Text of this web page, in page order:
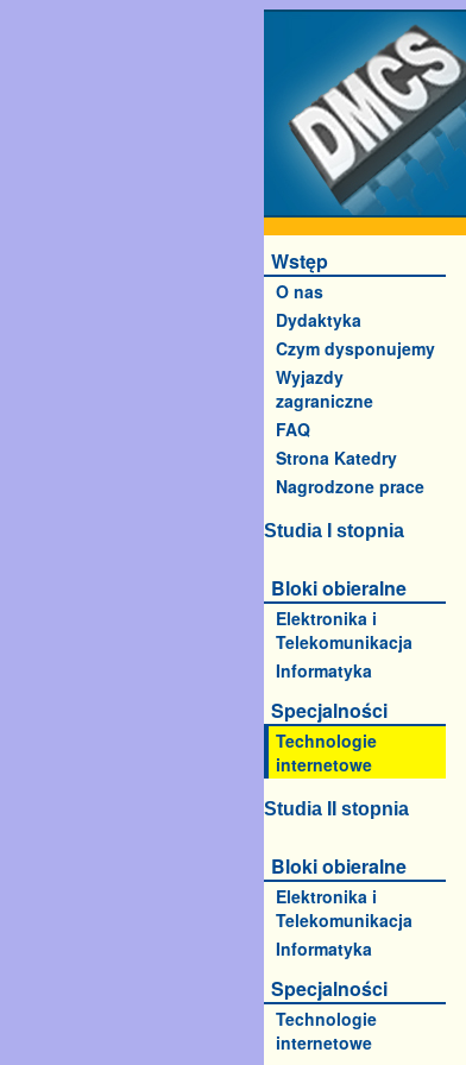
Wstęp
O nas
Dydaktyka
Czym dysponujemy
Wyjazdy
zagraniczne
FAQ
Strona Katedry
Nagrodzone prace
Studia I stopnia
Bloki obieralne
Elektronika i
Telekomunikacja
Informatyka
Specjalności
Technologie
internetowe
Studia II stopnia
Bloki obieralne
Elektronika i
Telekomunikacja
Informatyka
Specjalności
Technologie
internetowe